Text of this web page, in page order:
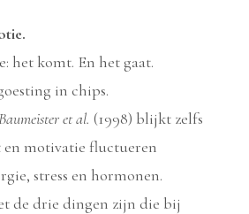
het komt. En het gaat.
in chips.
et al. (1998) blijkt zelfs
en motivatie fluctueren
stress en hormonen.
de drie dingen zijn die bij